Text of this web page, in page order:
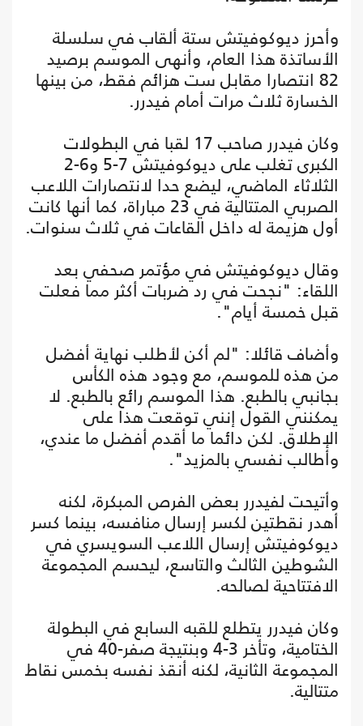
وأحرز ديوكوفيتش ستة ألقاب في سلسلة
الأساتذة هذا العام، وأنهى الموسم برصيد
82 انتصارا مقابل ست هزائم فقط، من بينها
الخسارة ثلاث مرات أمام فيدرر.
وكان فيدرر صاحب 17 لقبا في البطولات
الكبرى تغلب على ديوكوفيتش 7-5 و6-2
الثلاثاء الماضي، ليضع حدا لانتصارات اللاعب
الصربي المتتالية في 23 مباراة، كما أنها كانت
أول هزيمة له داخل القاعات في ثلاث سنوات.
وقال ديوكوفيتش في مؤتمر صحفي بعد
اللقاء: "نجحت في رد ضربات أكثر مما فعلت
قبل خمسة أيام".
وأضاف قائلا: "لم أكن لأطلب نهاية أفضل
من هذه للموسم، مع وجود هذه الكأس
بجانبي بالطبع. هذا الموسم رائع بالطبع. لا
يمكنني القول إنني توقعت هذا على
الإطلاق. لكن دائما ما أقدم أفضل ما عندي،
وأطالب نفسي بالمزيد".
وأتيحت لفيدرر بعض الفرص المبكرة، لكنه
أهدر نقطتين لكسر إرسال منافسه، بينما كسر
ديوكوفيتش إرسال اللاعب السويسري في
الشوطين الثالث والتاسع، ليحسم المجموعة
الافتتاحية لصالحه.
وكان فيدرر يتطلع للقبه السابع في البطولة
الختامية، وتأخر 3-4 وبنتيجة صفر-40 في
المجموعة الثانية، لكنه أنقذ نفسه بخمس نقاط
متتالية.